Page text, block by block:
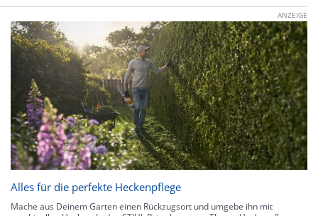
ANZEIGE
Alles für die perfekte Heckenpflege
Mache aus Deinem Garten einen Rückzugsort und umgebe ihn mit